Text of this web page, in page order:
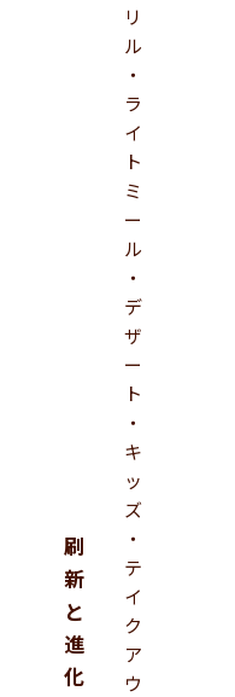
刷
新
と
進
化
リ
ル
・
ラ
イ
ト
ミ
ー
ル
・
デ
ザ
ー
ト
・
キ
ッ
ズ
・
テ
イ
ク
ア
ウ